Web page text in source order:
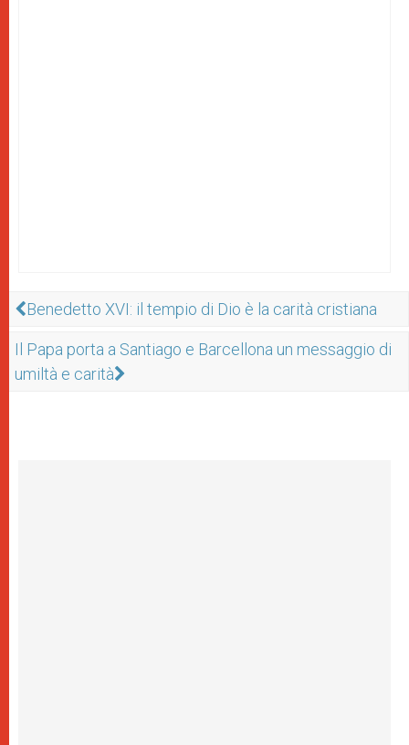
Benedetto XVI: il tempio di Dio è la carità cristiana
Il Papa porta a Santiago e Barcellona un messaggio di
umiltà e carità